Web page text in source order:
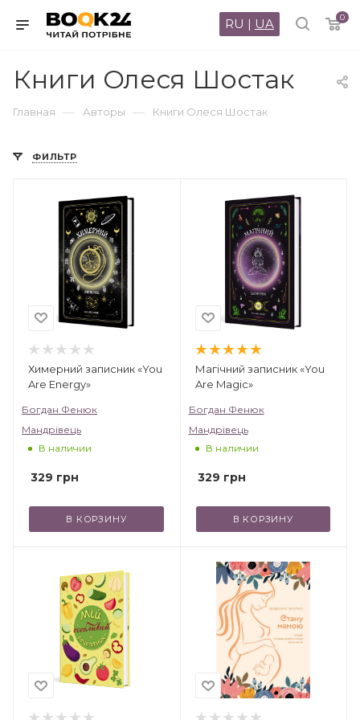
0
RU | UA
Книги Олеся Шостак
Главная — Авторы — Книги Олеся Шостак
ФИЛЬТР
Химерний записник «You
Are Energy»
Богдан Фенюк
Мандрівець
В наличии
329 грн
В КОРЗИНУ
Магічний записник «You
Are Magic»
Богдан Фенюк
Мандрівець
В наличии
329 грн
В КОРЗИНУ